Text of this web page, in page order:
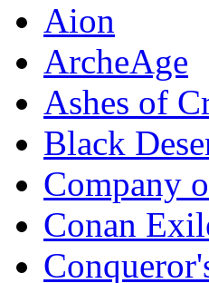
Aion
ArcheAge
Ashes of
Black
Company
Conan